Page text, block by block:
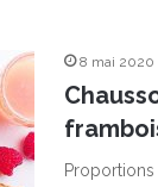
8 mai 2020